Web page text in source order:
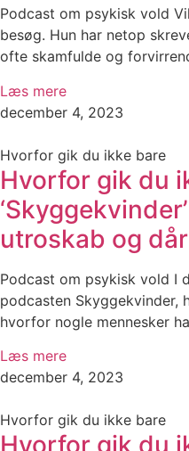
Podcast om psykisk vold
besøg. Hun har netop
ofte skamfulde og
Læs mere
december 4, 2023
Hvorfor gik du ikke bare
Hvorfor gik du
utroskab og
Podcast om psykisk vold I
podcasten Skyggekvinder,
hvorfor nogle mennesker
Læs mere
december 4, 2023
Hvorfor gik du ikke bare